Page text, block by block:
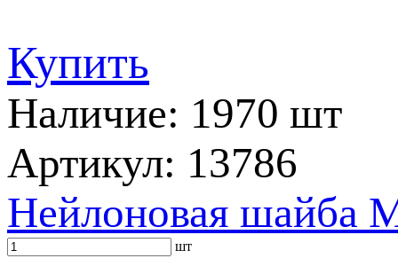
Купить
Наличие: 1970 шт
Артикул: 13786
Нейлоновая шайба
шт